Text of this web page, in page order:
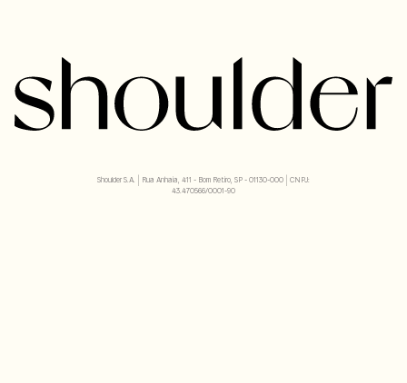
Shoulder S.A. | Rua Anhaia, 411 - Bom Retiro, SP - 01130-000 | CNPJ:
43.470566/0001-90